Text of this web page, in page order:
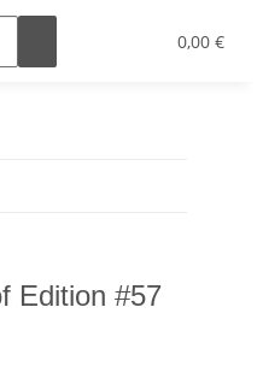
0,00 €
Edition #57